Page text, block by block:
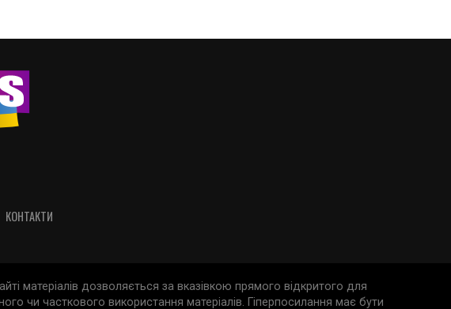
КОНТАКТИ
матеріалів дозволяється за вказівкою прямого відкритого для
чи часткового використання матеріалів. Гіперпосилання має бути